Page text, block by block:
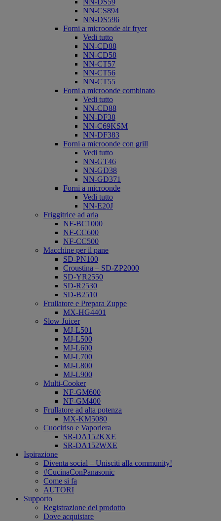
NN-DS59
NN-CS894
NN-DS596
Forni a microonde air fryer
Vedi tutto
NN-CD88
NN-CD58
NN-CT57
NN-CT56
NN-CT55
Forni a microonde combinato
Vedi tutto
NN-CD88
NN-DF38
NN-C69KSM
NN-DF383
Forni a microonde con grill
Vedi tutto
NN-GT46
NN-GD38
NN-GD371
Forni a microonde
Vedi tutto
NN-E20J
Friggitrice ad aria
NF-BC1000
NF-CC600
NF-CC500
Macchine per il pane
SD-PN100
Croustina – SD-ZP2000
SD-YR2550
SD-R2530
SD-B2510
Frullatore e Prepara Zuppe
MX-HG4401
Slow Juicer
MJ-L501
MJ-L500
MJ-L600
MJ-L700
MJ-L800
MJ-L900
Multi-Cooker
NF-GM600
NF-GM400
Frullatore ad alta potenza
MX-KM5080
Cuociriso e Vaporiera
SR-DA152KXE
SR-DA152WXE
Ispirazione
Diventa social – Unisciti alla community!
#CucinaConPanasonic
Come si fa
AUTORI
Supporto
Registrazione del prodotto
Dove acquistare